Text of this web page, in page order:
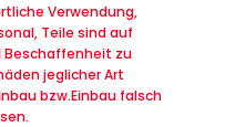
Verwendung,
Teile sind auf
Beschaffenheit zu
jeglicher Art
bzw.Einbau falsch